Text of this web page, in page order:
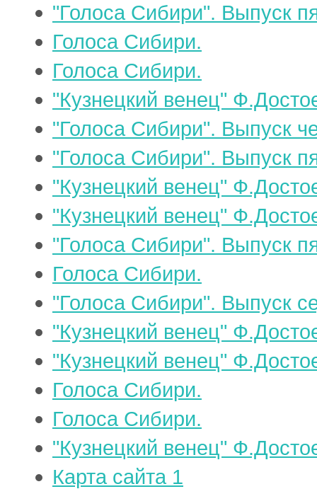
"Голоса Сибири". Выпуск
Голоса Сибири.
Голоса Сибири.
"Кузнецкий венец"
"Голоса Сибири". Выпуск
"Голоса Сибири". Выпуск
"Кузнецкий венец"
"Кузнецкий венец"
"Голоса Сибири". Выпуск
Голоса Сибири.
"Голоса Сибири". Выпуск
"Кузнецкий венец"
"Кузнецкий венец"
Голоса Сибири.
Голоса Сибири.
"Кузнецкий венец"
Карта сайта 1